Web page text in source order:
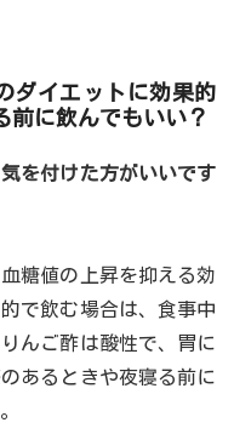
ダイエットに効果的
前に飲んでもいい？
を付けた方がいいです
糖値の上昇を抑える効
で飲む場合は、食事中
んご酢は酸性で、胃に
あるときや夜寝る前に